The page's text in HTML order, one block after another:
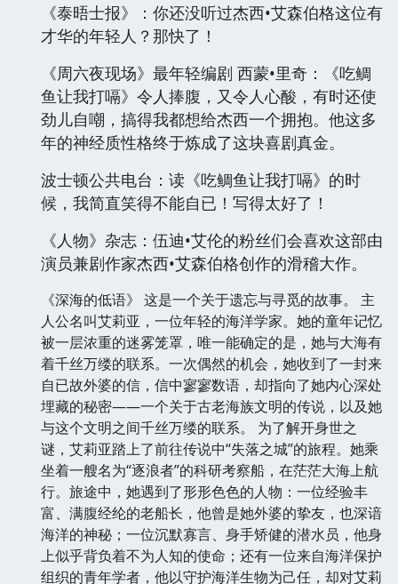
《泰晤士报》：你还没听过杰西•艾森伯格这位有
才华的年轻人？那快了！
《周六夜现场》最年轻编剧 西蒙•里奇：《吃鲷
鱼让我打嗝》令人捧腹，又令人心酸，有时还使
劲儿自嘲，搞得我都想给杰西一个拥抱。他这多
年的神经质性格终于炼成了这块喜剧真金。
波士顿公共电台：读《吃鲷鱼让我打嗝》的时
候，我简直笑得不能自已！写得太好了！
《人物》杂志：伍迪•艾伦的粉丝们会喜欢这部由
演员兼剧作家杰西•艾森伯格创作的滑稽大作。
《深海的低语》 这是一个关于遗忘与寻觅的故事。 主
人公名叫艾莉亚，一位年轻的海洋学家。她的童年记忆
被一层浓重的迷雾笼罩，唯一能确定的是，她与大海有
着千丝万缕的联系。一次偶然的机会，她收到了一封来
自已故外婆的信，信中寥寥数语，却指向了她内心深处
埋藏的秘密——一个关于古老海族文明的传说，以及她
与这个文明之间千丝万缕的联系。 为了解开身世之
谜，艾莉亚踏上了前往传说中“失落之城”的旅程。她乘
坐着一艘名为“逐浪者”的科研考察船，在茫茫大海上航
行。旅途中，她遇到了形形色色的人物：一位经验丰
富、满腹经纶的老船长，他曾是她外婆的挚友，也深谙
海洋的神秘；一位沉默寡言、身手矫健的潜水员，他身
上似乎背负着不为人知的使命；还有一位来自海洋保护
组织的青年学者，他以守护海洋生物为己任，却对艾莉